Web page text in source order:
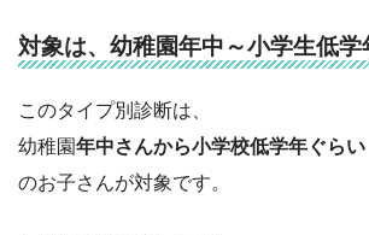
対象は、幼稚園年中～小学生低
このタイプ別診断は、
幼稚園年中さんから小学校低学年ぐらい
のお子さんが対象です。